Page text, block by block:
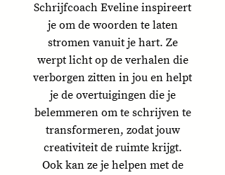
Schrijfcoach Eveline inspireert
je om de woorden te laten
stromen vanuit je hart. Ze
werpt licht op de verhalen die
verborgen zitten in jou en helpt
je de overtuigingen die je
belemmeren om te schrijven te
transformeren, zodat jouw
creativiteit de ruimte krijgt.
Ook kan ze je helpen met de